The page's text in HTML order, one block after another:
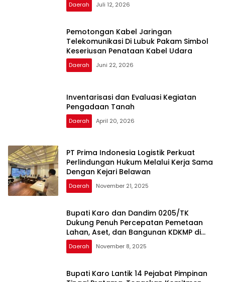
Daerah Juli 12, 2026
Pemotongan Kabel Jaringan
Telekomunikasi Di Lubuk Pakam Simbol
Keseriusan Penataan Kabel Udara
Daerah Juni 22, 2026
Inventarisasi dan Evaluasi Kegiatan
Pengadaan Tanah
Daerah April 20, 2026
PT Prima Indonesia Logistik Perkuat
Perlindungan Hukum Melalui Kerja Sama
Dengan Kejari Belawan
Daerah November 21, 2025
Bupati Karo dan Dandim 0205/TK
Dukung Penuh Percepatan Pemetaan
Lahan, Aset, dan Bangunan KDKMP di
Kabupaten Karo
Daerah November 8, 2025
Bupati Karo Lantik 14 Pejabat Pimpinan